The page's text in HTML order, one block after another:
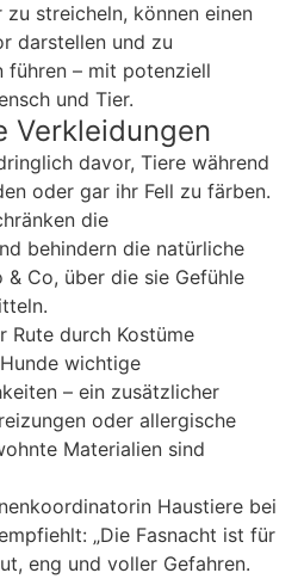
streicheln, können einen
darstellen und zu
führen – mit potenziell
und Tier.
Verkleidungen
davor, Tiere während
oder gar ihr Fell zu färben.
die
behindern die natürliche
& Co, über die sie Gefühle
Rute durch Kostüme
wichtige
– ein zusätzlicher
oder allergische
Materialien sind
Haustiere bei
„Die Fasnacht ist für
eng und voller Gefahren.